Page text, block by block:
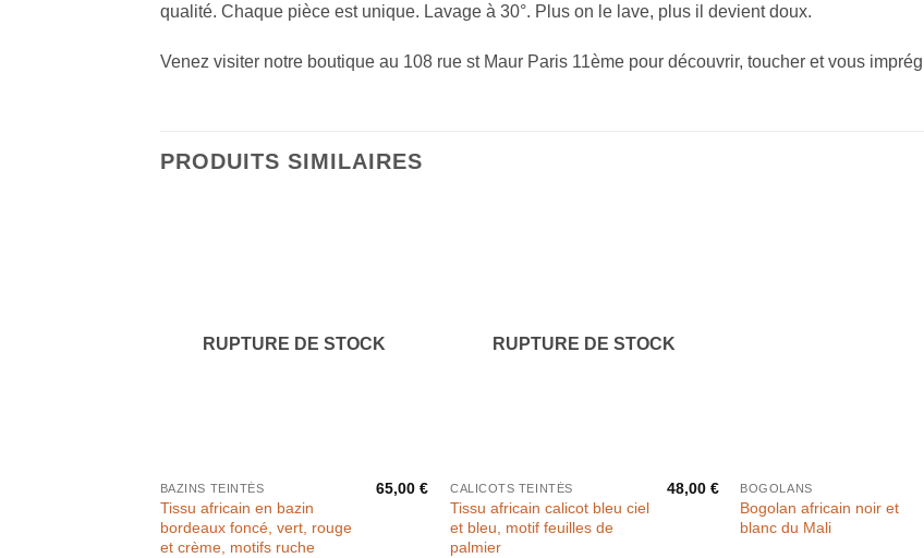
qualité. Chaque pièce est unique. Lavage à 30°. Plus on le lave, plus il devient doux.
Venez visiter notre boutique au 108 rue st Maur Paris 11ème pour découvrir, toucher et vous
PRODUITS SIMILAIRES
RUPTURE DE STOCK
BAZINS TEINTÉS
Tissu africain en bazin
bordeaux foncé, vert, rouge
et crème, motifs ruche
65,00€
RUPTURE DE STOCK
CALICOTS TEINTÉS
Tissu africain calicot bleu ciel
et bleu, motif feuilles de
palmier
48,00 € BOGOLANS
Bogolan africain noir et
blanc du Mali